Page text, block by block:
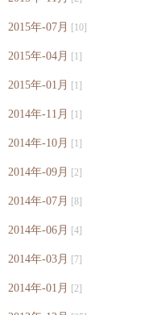
2015年-07月 [10]
2015年-04月 [1]
2015年-01月 [1]
2014年-11月 [1]
2014年-10月 [1]
2014年-09月 [2]
2014年-07月 [8]
2014年-06月 [4]
2014年-03月 [7]
2014年-01月 [2]